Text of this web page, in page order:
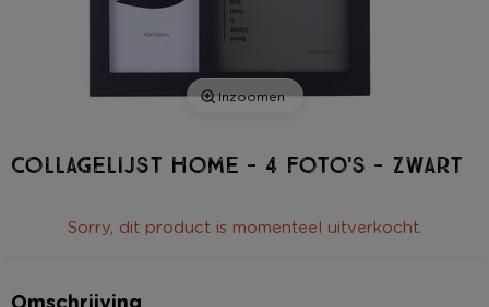
Inzoomen
Collagelijst home - 4 foto's - zwart
Sorry, dit product is momenteel uitverkocht.
Omschrijving